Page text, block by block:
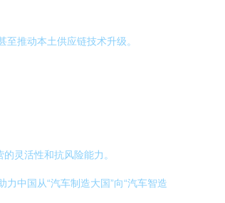
推动本土供应链技术升级。
灵活性和抗风险能力。
中国从“汽车制造大国”向“汽车智造